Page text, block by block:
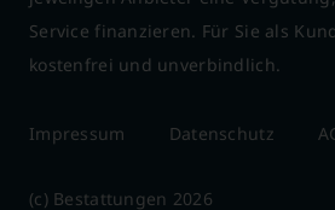
Service finanzieren. Für Sie als
kostenfrei und unverbindlich.
Impressum Datenschutz
(c) Bestattungen 2026